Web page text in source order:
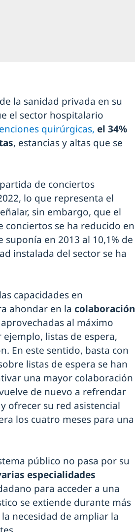
la sanidad privada en su
el sector hospitalario
quirúrgicas, el 34%
, estancias y altas que se
de conciertos
lo que representa el
sin embargo, que el
conciertos se ha reducido en
en 2013 al 10,1% de
instalada del sector se ha
capacidades en
ahondar en la colaboración
al máximo
listas de espera,
En este sentido, basta con
listas de espera se han
una mayor colaboración
de nuevo a refrendar
y ofrecer su red asistencial
los cuatro meses para una
público no pasa por su
especialidades
para acceder a una
se extiende durante más
la necesidad de ampliar la